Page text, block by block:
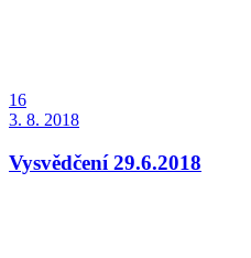
16
3. 8. 2018
Vysvědčení 29.6.2018